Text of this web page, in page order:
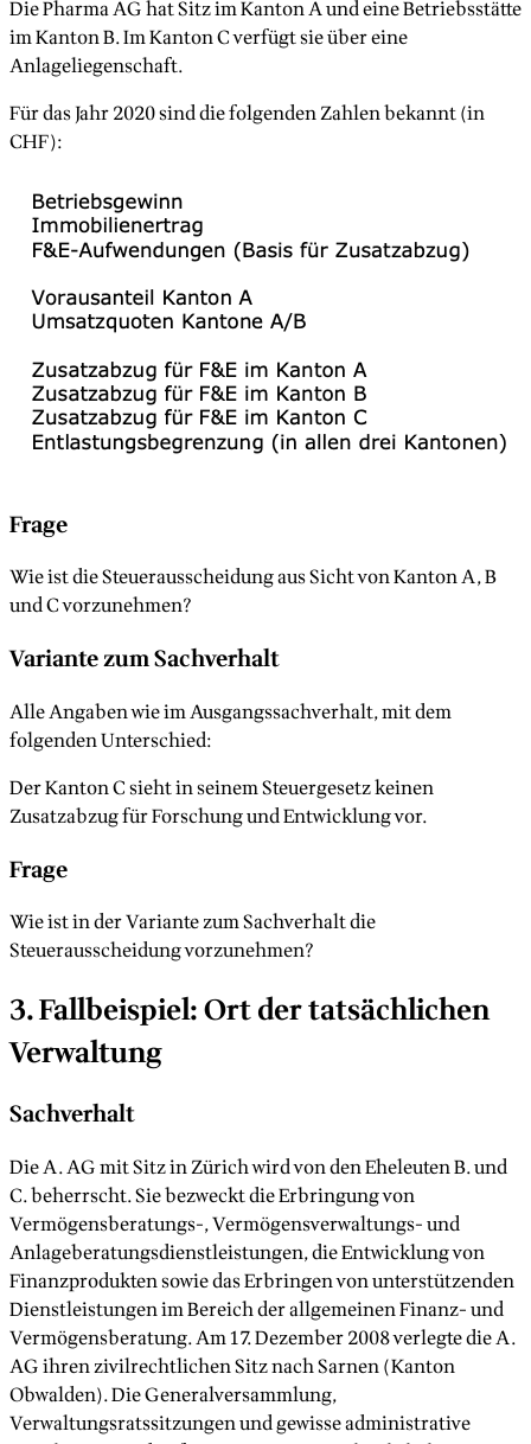
Die Pharma AG hat Sitz im Kanton A und eine Betriebsstätte
im Kanton B. Im Kanton C verfügt sie über eine
Anlageliegenschaft.
Für das Jahr 2020 sind die folgenden Zahlen bekannt (in
CHF):
Frage
Wie ist die Steuerausscheidung aus Sicht von Kanton A, B
und C vorzunehmen?
Variante zum Sachverhalt
Alle Angaben wie im Ausgangssachverhalt, mit dem
folgenden Unterschied:
Der Kanton C sieht in seinem Steuergesetz keinen
Zusatzabzug für Forschung und Entwicklung vor.
Frage
Wie ist in der Variante zum Sachverhalt die
Steuerausscheidung vorzunehmen?
3. Fallbeispiel: Ort der tatsächlichen
Verwaltung
Sachverhalt
Die A. AG mit Sitz in Zürich wird von den Eheleuten B. und
C. beherrscht. Sie bezweckt die Erbringung von
Vermögensberatungs-, Vermögensverwaltungs- und
Anlageberatungsdienstleistungen, die Entwicklung von
Finanzprodukten sowie das Erbringen von unterstützenden
Dienstleistungen im Bereich der allgemeinen Finanz- und
Vermögensberatung. Am 17. Dezember 2008 verlegte die A.
AG ihren zivilrechtlichen Sitz nach Sarnen (Kanton
Obwalden). Die Generalversammlung,
Verwaltungsratssitzungen und gewisse administrative